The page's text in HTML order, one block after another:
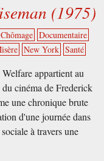
(1975)
Chômage Documentaire
New York Santé
appartient au
cinéma de Frederick
une chronique brute
d'une journée dans
à travers une